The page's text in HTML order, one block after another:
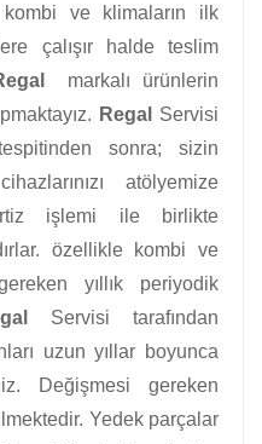
ve klimaların ilk
çalışır halde teslim
markalı ürünlerin
Regal
Servisi
sonra; sizin
atölyemize
işlemi ile birlikte
özellikle kombi ve
yıllık periyodik
Servisi tarafından
uzun yıllar boyunca
Değişmesi gereken
Yedek parçalar